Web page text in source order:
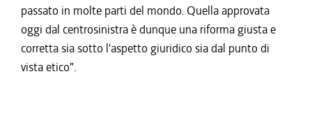
passato in molte parti del mondo. Quella approvata
oggi dal centrosinistra è dunque una riforma giusta e
corretta sia sotto l'aspetto giuridico sia dal punto di
vista etico".